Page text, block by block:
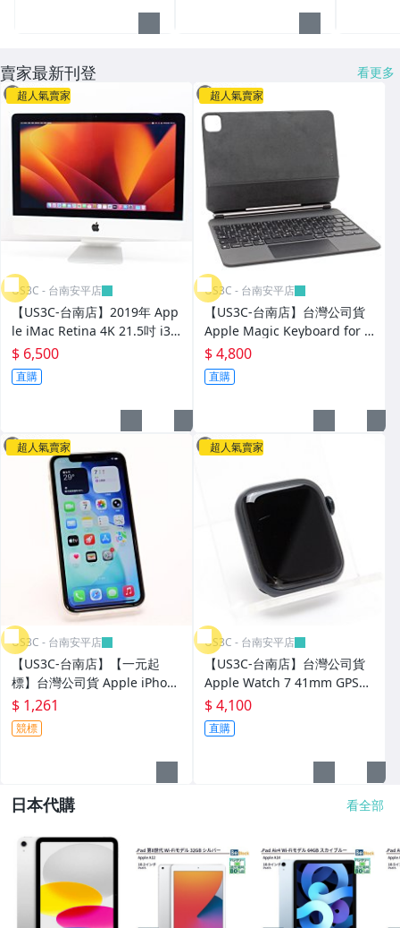
賣家最新刊登 看更多
超人氣賣家
US3C - 台南安平店
【US3C-台南店】2019年 App
le iMac Retina 4K 21.5吋 i3
3.6G 8G 1T HDD Pro555X-2G
二手一體型電腦
$ 6,500
直購
超人氣賣家
US3C - 台南安平店
【US3C-台南店】台灣公司貨
Apple Magic Keyboard for i
Pad Pro 11 A2261 黑色 懸臂
設計 二手巧控鍵盤
$ 4,800
直購
超人氣賣家
US3C - 台南安平店
【US3C-台南店】【一元起
標】台灣公司貨 Apple iPhon
e 11 128G 白色 6.1吋 LCD多
點觸控顯示器 A13仿生晶片 二
手手機
$ 1,261
競標
超人氣賣家
US3C - 台南安平店
【US3C-台南店】台灣公司貨
Apple Watch 7 41mm GPS
午夜色 鋁金屬邊框 W3無線晶
片 防水50公尺 二手智慧穿戴
裝置
$ 4,100
直購
日本代購 看全部